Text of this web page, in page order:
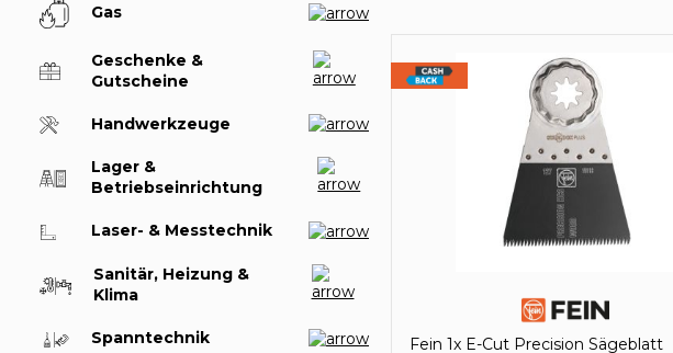
Gas
Geschenke &
Gutscheine
Handwerkzeuge
Lager &
Betriebseinrichtung
Laser- & Messtechnik
Sanitär, Heizung &
Klima
Spanntechnik
Fein 1x E-Cut Precision Sägeblatt